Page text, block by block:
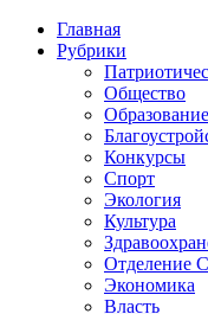
Главная
Рубрики
Общество
Образование
Конкурсы
Спорт
Экология
Культура
Отделение
Экономика
Власть